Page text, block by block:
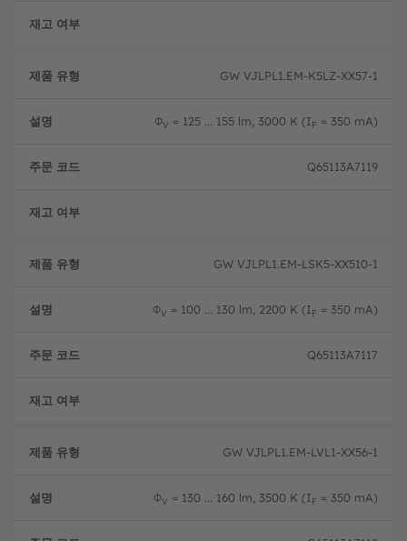
GW VJLPL1.EM-K5LZ-XX57-1
ΦV = 125 ... 155 lm, 3000 K (IF = 350 mA)
Q65113A7119
GW VJLPL1.EM-LSK5-XX510-1
ΦV = 100 ... 130 lm, 2200 K (IF = 350 mA)
Q65113A7117
GW VJLPL1.EM-LVL1-XX56-1
ΦV = 130 ... 160 lm, 3500 K (IF = 350 mA)